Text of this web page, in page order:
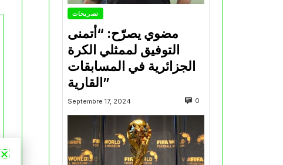
تصريحات
مضوي يصرّح: “أتمنى
التوفيق لممثلي الكرة
الجزائرية في المسابقات
القارية”
Septembre 17, 2024 0